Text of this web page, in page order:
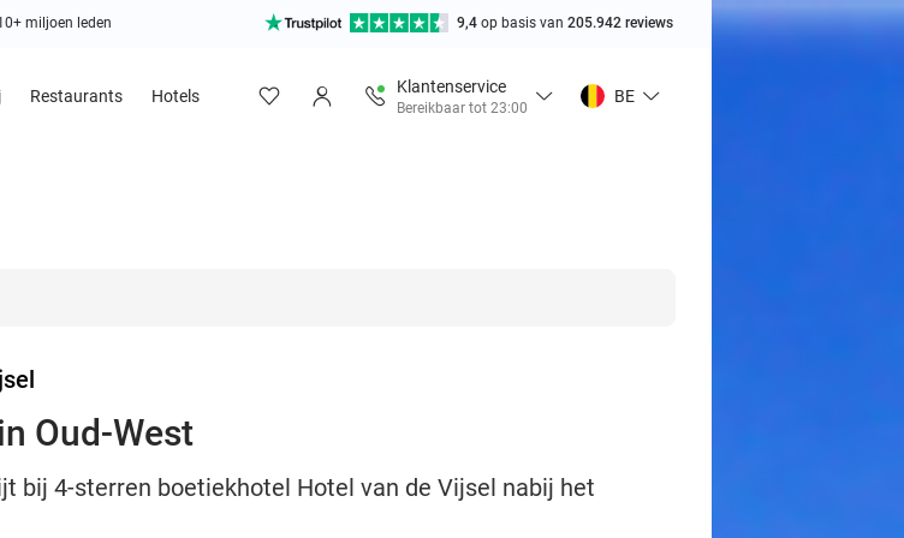
miljoen leden 9,4 op basis van 205.942 reviews
Restaurants Hotels
Klantenservice
Bereikbaar tot 23:00
BE
Oud-West
bij 4-sterren boetiekhotel Hotel van de Vijsel nabij het